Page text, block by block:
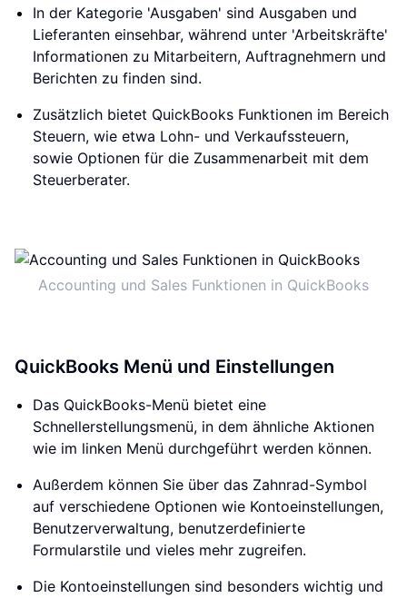
In der Kategorie 'Ausgaben' sind Ausgaben und
Lieferanten einsehbar, während unter 'Arbeitskräfte'
Informationen zu Mitarbeitern, Auftragnehmern und
Berichten zu finden sind.
Zusätzlich bietet QuickBooks Funktionen im Bereich
Steuern, wie etwa Lohn- und Verkaufssteuern,
sowie Optionen für die Zusammenarbeit mit dem
Steuerberater.
Accounting und Sales Funktionen in QuickBooks
QuickBooks Menü und Einstellungen
Das QuickBooks-Menü bietet eine
Schnellerstellungsmenü, in dem ähnliche Aktionen
wie im linken Menü durchgeführt werden können.
Außerdem können Sie über das Zahnrad-Symbol
auf verschiedene Optionen wie Kontoeinstellungen,
Benutzerverwaltung, benutzerdefinierte
Formularstile und vieles mehr zugreifen.
Die Kontoeinstellungen sind besonders wichtig und